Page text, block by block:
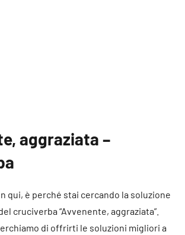
aggraziata –
qui, è perché stai cercando la soluzione
cruciverba “Avvenente, aggraziata”.
di offrirti le soluzioni migliori a